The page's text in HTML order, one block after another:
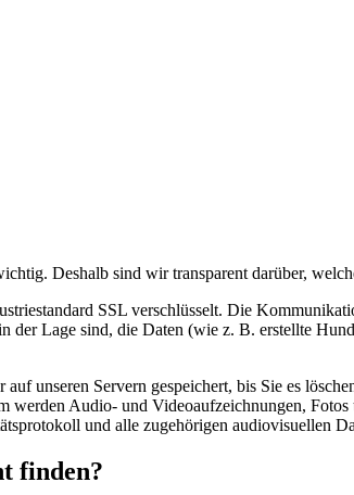
Deshalb sind wir transparent darüber,
SSL verschlüsselt. Die
der Lage sind, die Daten (wie z. B. erstellte
unseren Servern gespeichert, bis Sie es
werden Audio- und Videoaufzeichnungen,
und alle zugehörigen audiovisuellen
finden?